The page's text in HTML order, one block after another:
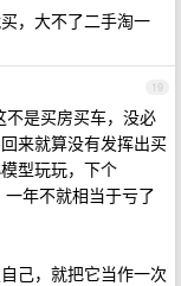
，大不了二手淘一
19
是买房买车，没必
来就算没有发挥出买
型玩玩，下个
年不就相当于亏了
己，就把它当作一次